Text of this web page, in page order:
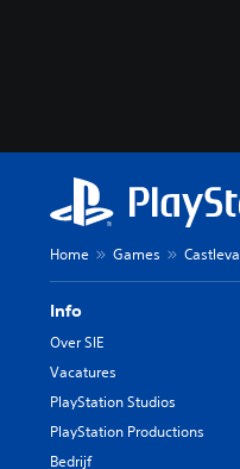
Home Games
Info
Over SIE
Vacatures
PlayStation Studios
PlayStation Productions
Bedrijf